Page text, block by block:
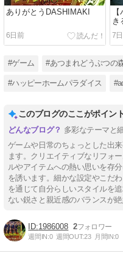
ありがとうDASHIMAKI
6日前
き
ー
7
#ゲーム #あつまれどうぶつの
#ハッピーホームパラダイス
このブログのここがポイン
多彩なテーマと
ゲームや日常のちょっとした出
ます。クリエイティブなリフォ
ルやアイテムへの熱い思いを存
を誘います。細かな設定やこだ
を通じて自分らしいスタイルを
ない鋭さと親近感のバランスが絶
1986008 2
週間IN:0 週間OUT:23 月間IN:0